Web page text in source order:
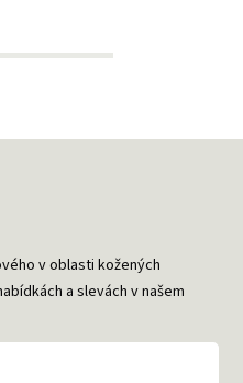
v oblasti kožených
a slevách v našem